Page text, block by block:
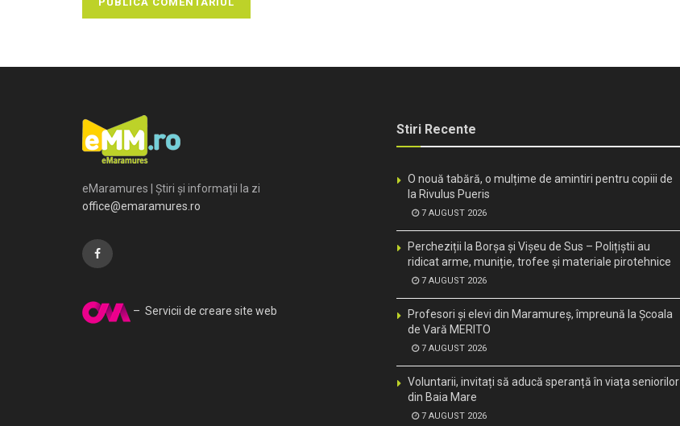
eMaramures | Știri și informații la zi
office@emaramures.ro
– Servicii de creare site web
Stiri Recente
O nouă tabără, o mulțime de amintiri pentru copiii de
la Rivulus Pueris
7 AUGUST 2026
Percheziții la Borșa și Vișeu de Sus – Polițiștii au
ridicat arme, muniție, trofee și materiale pirotehnice
7 AUGUST 2026
Profesori și elevi din Maramureș, împreună la Școala
de Vară MERITO
7 AUGUST 2026
Voluntarii, invitați să aducă speranță în viața seniorilor
din Baia Mare
7 AUGUST 2026